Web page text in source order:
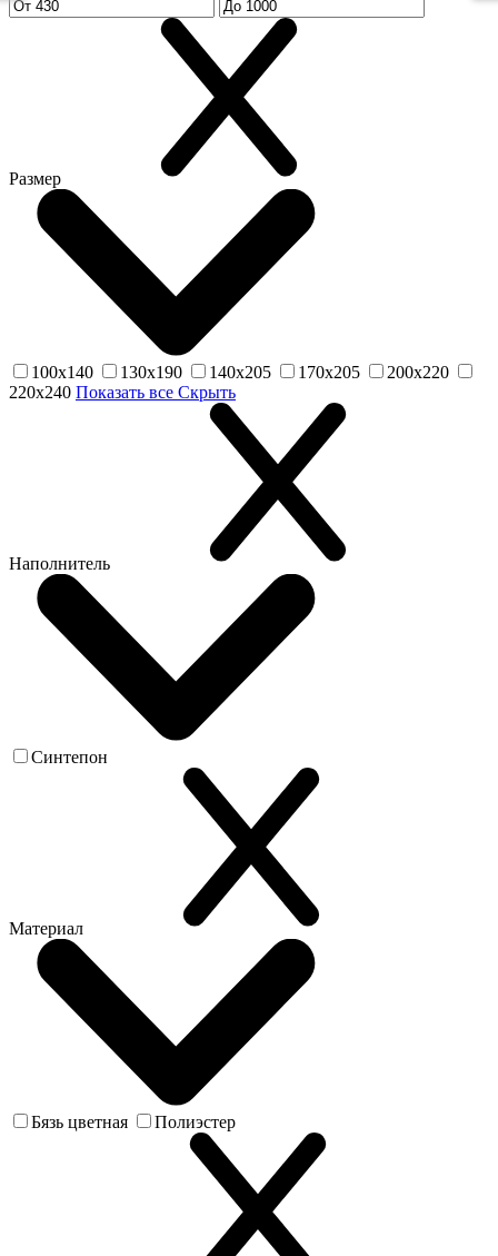
Размер
100х140 130х190 140х205 170х205
200х220
220х240 Показать все Скрыть
Наполнитель
Синтепон
Материал
Бязь цветная Полиэстер